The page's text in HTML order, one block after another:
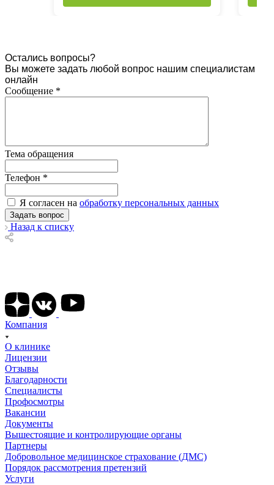
Остались вопросы?
Вы можете задать любой вопрос нашим специалистам
онлайн
Сообщение *
Тема обращения
Телефон *
Я согласен на обработку персональных данных
Назад к списку
Компания
О клинике
Лицензии
Отзывы
Благодарности
Специалисты
Профосмотры
Вакансии
Документы
Вышестоящие и контролирующие органы
Партнеры
Добровольное медицинское страхование (ДМС)
Порядок рассмотрения претензий
Услуги